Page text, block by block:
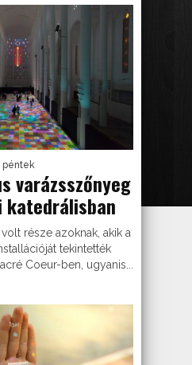
péntek
varázsszőnyeg
katedrálisban
része azoknak, akik a
tekintették
Coeur-ben, ugyanis...